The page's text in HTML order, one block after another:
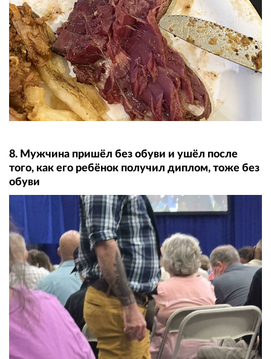
8. Мужчина пришёл без обуви и ушёл после
того, как его ребёнок получил диплом, тоже без
обуви